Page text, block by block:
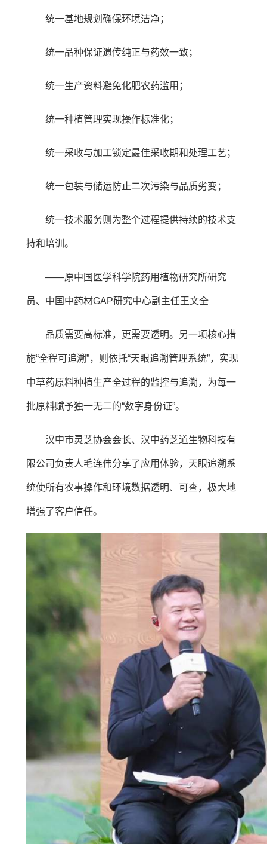
统一基地规划确保环境洁净；
统一品种保证遗传纯正与药效一致；
统一生产资料避免化肥农药滥用；
统一种植管理实现操作标准化；
统一采收与加工锁定最佳采收期和处理工艺；
统一包装与储运防止二次污染与品质劣变；
统一技术服务则为整个过程提供持续的技术支
持和培训。
——原中国医学科学院药用植物研究所研究
员、中国中药材GAP研究中心副主任王文全
品质需要高标准，更需要透明。另一项核心措
施“全程可追溯”，则依托“天眼追溯管理系统”，实现
中草药原料种植生产全过程的监控与追溯，为每一
批原料赋予独一无二的“数字身份证”。
汉中市灵芝协会会长、汉中药芝道生物科技有
限公司负责人毛连伟分享了应用体验，天眼追溯系
统使所有农事操作和环境数据透明、可查，极大地
增强了客户信任。